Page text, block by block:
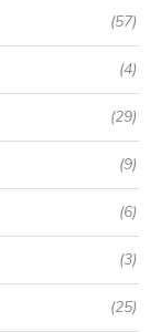
(57)
(4)
(29)
(9)
(6)
(3)
(25)